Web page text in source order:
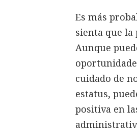
Es más
sienta que la
Aunque
cuidado de
estatus,
positiva en